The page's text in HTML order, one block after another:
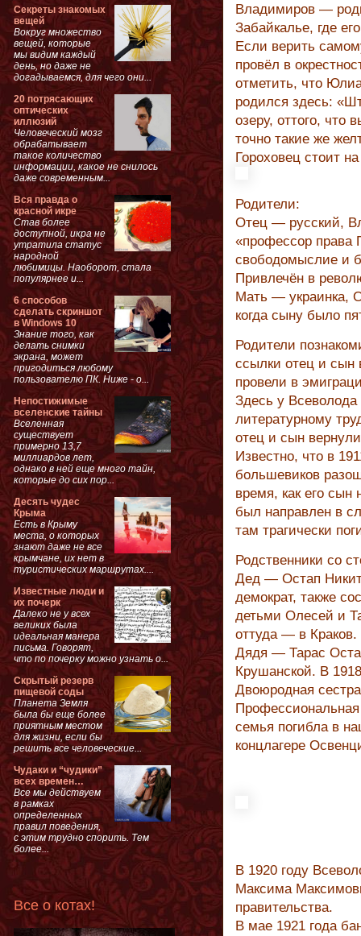
Владимиров —
Забайкалье, где
Если верить
провёл в
отметить, что
родился здесь:
озеру, оттого, что
точно такие же
Гороховец стоит
Родители:
Отец — русский,
«профессор права
свободомыслие и
Привлечён в
Мать — украинка,
когда сыну было
Родители
ссылки отец и сын
провели в
Здесь у
литературному
отец и сын
Известно, что в
большевиков
время, как его
был направлен в
там трагически
Родственники со
Дед — Остап
демократ, также
детьми Олесей и
оттуда — в Краков.
Дядя — Тарас
Крушанской. В
Двоюродная
Профессиональная
семья погибла в
концлагере
В 1920 году
Максима
правительства.
В мае 1921 года
Секреты знакомых
вещей
Вокруг множество
вещей, которые
мы видим каждый
день, но даже не
догадываемся, для чего они...
20 потрясающих
оптических
иллюзий
Человеческий мозг
обрабатывает
такое количество
информации, какое не снилось
даже современным...
Вся правда о
красной икре
Став более
доступной, икра не
утратила статус
народной
любимицы. Наоборот, стала
популярнее и...
6 способов
сделать скриншот
в Windows 10
Знание того, как
делать снимки
экрана, может
пригодиться любому
пользователю ПК. Ниже - о...
Непостижимые
вселенские тайны
Вселенная
существует
примерно 13,7
миллиардов лет,
однако в ней еще много тайн,
которые до сих пор...
Десять чудес
Крыма
Есть в Крыму
места, о которых
знают даже не все
крымчане, их нет в
туристических маршрутах....
Известные люди и
их почерк
Далеко не у всех
великих была
идеальная манера
письма. Говорят,
что по почерку можно узнать о...
Скрытый резерв
пищевой соды
Планета Земля
была бы еще более
приятным местом
для жизни, если бы
решить все человеческие...
Чудаки и “чудики”
всех времен…
Все мы действуем
в рамках
определенных
правил поведения,
с этим трудно спорить. Тем
более...
Все о котах!